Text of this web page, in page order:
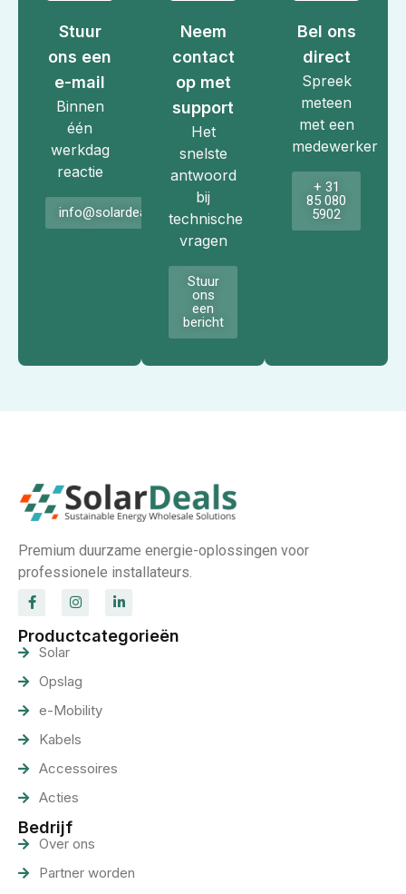
Stuur
ons een
e-mail
Binnen
één
werkdag
reactie
info@solardeals.nl
Neem
contact
op met
support
Het
snelste
antwoord
bij
technische
vragen
Stuur
ons
een
bericht
Bel ons
direct
Spreek
meteen
met een
medewerker
+ 31
85 080
5902
Premium duurzame energie-oplossingen voor
professionele installateurs.
Productcategorieën
Solar
Opslag
e-Mobility
Kabels
Accessoires
Acties
Bedrijf
Over ons
Partner worden